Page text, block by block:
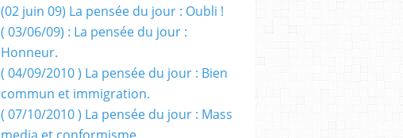
(02 juin 09) La pensée du jour : Oubli !
( 03/06/09) : La pensée du jour :
Honneur.
( 04/09/2010 ) La pensée du jour : Bien
commun et immigration.
( 07/10/2010 ) La pensée du jour : Mass